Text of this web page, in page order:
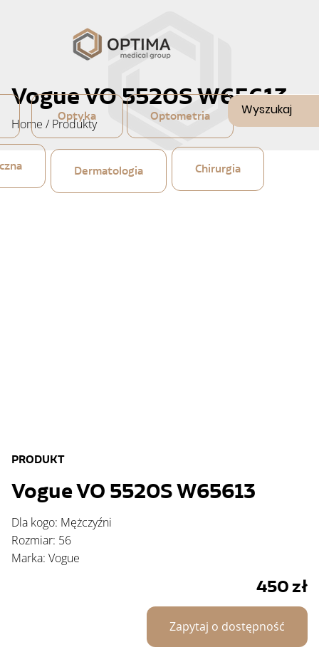
Optyka Optometria
Dermatologia Chirurgia
Vogue VO 5520S W65613
Home / Produkty
PRODUKT
Vogue VO 5520S W65613
Dla kogo: Mężczyźni
Rozmiar: 56
Marka: Vogue
450zł
Zapytaj o dostępność